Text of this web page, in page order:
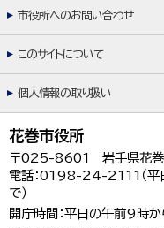
市役所へのお問い合わせ
このサイトについて
個人情報の取り扱い
花巻市役所
〒025-8601 岩手県花巻
電話：0198-24-2111（平
で）
開庁時間：平日の午前9時